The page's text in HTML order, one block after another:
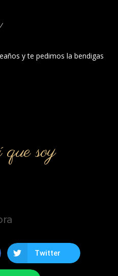
y te pedimos la bendigas
soy
Twitter